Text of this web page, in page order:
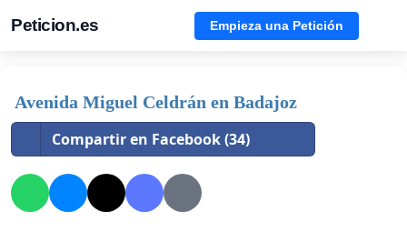
Peticion.es Empieza una Petición
Avenida Miguel Celdrán en Badajoz
Compartir en Facebook (34)